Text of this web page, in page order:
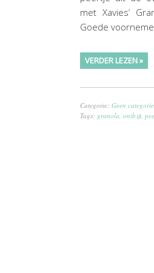
met Xavies’
Goede
VERDER LEZEN »
Categorie: Geen categorie
Tags: granola ontbijt